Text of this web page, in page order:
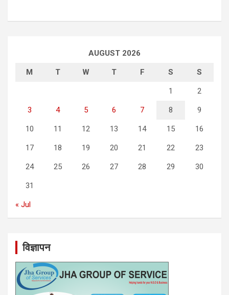
AUGUST 2026
M T W T F S S
1 2
3 4 5 6 7 8 9
10 11 12 13 14 15 16
17 18 19 20 21 22 23
24 25 26 27 28 29 30
31
« Jul
विज्ञापन